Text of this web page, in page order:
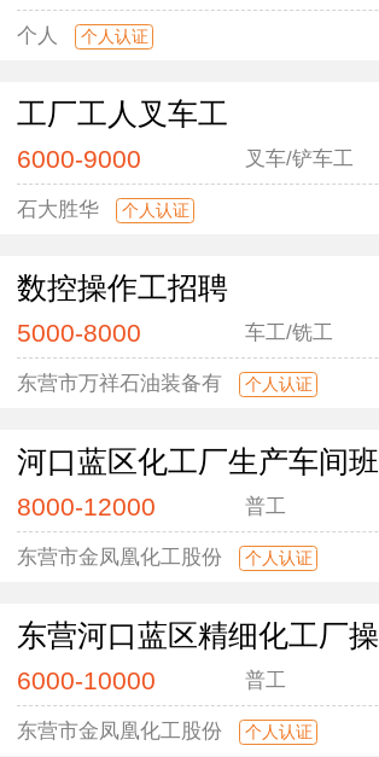
个人 个人认证
工厂工人叉车工
6000-9000 叉车/铲车工
石大胜华 个人认证
数控操作工招聘
5000-8000 车工/铣工
东营市万祥石油装备有 个人认证
河口蓝区化工厂生产车间班
8000-12000 普工
东营市金凤凰化工股份 个人认证
东营河口蓝区精细化工厂操
6000-10000 普工
东营市金凤凰化工股份 个人认证